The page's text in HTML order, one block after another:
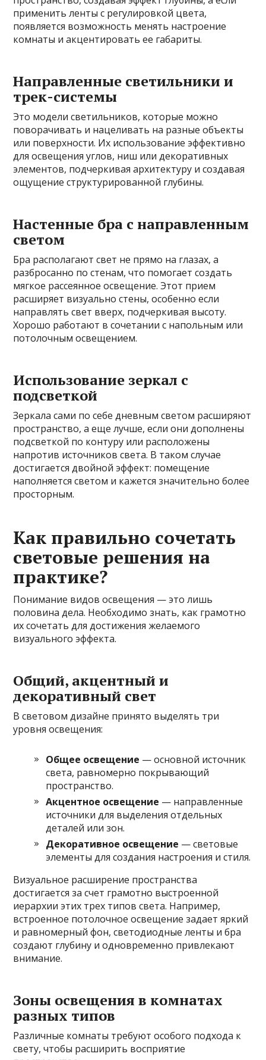
применить ленты с регулировкой цвета,
появляется возможность менять настроение
комнаты и акцентировать ее габариты.
Направленные светильники и
трек-системы
Это модели светильников, которые можно
поворачивать и нацеливать на разные объекты
или поверхности. Их использование эффективно
для освещения углов, ниш или декоративных
элементов, подчеркивая архитектуру и создавая
ощущение структурированной глубины.
Настенные бра с направленным
светом
Бра располагают свет не прямо на глазах, а
разбросанно по стенам, что помогает создать
мягкое рассеянное освещение. Этот прием
расширяет визуально стены, особенно если
направлять свет вверх, подчеркивая высоту.
Хорошо работают в сочетании с напольным или
потолочным освещением.
Использование зеркал с
подсветкой
Зеркала сами по себе дневным светом расширяют
пространство, а еще лучше, если они дополнены
подсветкой по контуру или расположены
напротив источников света. В таком случае
достигается двойной эффект: помещение
наполняется светом и кажется значительно более
просторным.
Как правильно сочетать
световые решения на
практике?
Понимание видов освещения — это лишь
половина дела. Необходимо знать, как грамотно
их сочетать для достижения желаемого
визуального эффекта.
Общий, акцентный и
декоративный свет
В световом дизайне принято выделять три
уровня освещения:
Общее освещение — основной источник
света, равномерно покрывающий
пространство.
Акцентное освещение — направленные
источники для выделения отдельных
деталей или зон.
Декоративное освещение — световые
элементы для создания настроения и стиля.
Визуальное расширение пространства
достигается за счет грамотно выстроенной
иерархии этих трех типов света. Например,
встроенное потолочное освещение задает яркий
и равномерный фон, светодиодные ленты и бра
создают глубину и одновременно привлекают
внимание.
Зоны освещения в комнатах
разных типов
Различные комнаты требуют особого подхода к
свету, чтобы расширить восприятие